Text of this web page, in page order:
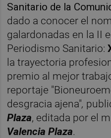
Sanitario de la
dado a conocer el
galardonadas en la II
Periodismo Sanitario:
la trayectoria
premio al mejor
reportaje
desgracia ajena",
Plaza, editada por el
Valencia Plaza.